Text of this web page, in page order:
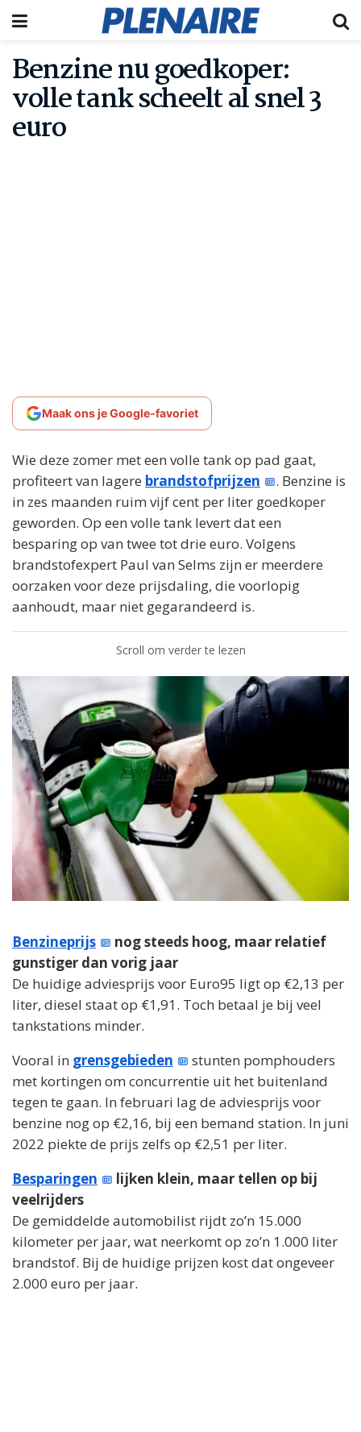
Benzine nu goedkoper:
volle tank scheelt al snel 3
euro
Maak ons je Google-favoriet
Wie deze zomer met een volle tank op pad gaat,
profiteert van lagere brandstofprijzen
. Benzine is
in zes maanden ruim vijf cent per liter goedkoper
geworden. Op een volle tank levert dat een
besparing op van twee tot drie euro. Volgens
brandstofexpert Paul van Selms zijn er meerdere
oorzaken voor deze prijsdaling, die voorlopig
aanhoudt, maar niet gegarandeerd is.
Scroll om verder te lezen
Benzineprijs
nog steeds hoog, maar relatief
gunstiger dan vorig jaar
De huidige adviesprijs voor Euro95 ligt op €2,13 per
liter, diesel staat op €1,91. Toch betaal je bij veel
tankstations minder.
Vooral in grensgebieden
stunten pomphouders
met kortingen om concurrentie uit het buitenland
tegen te gaan. In februari lag de adviesprijs voor
benzine nog op €2,16, bij een bemand station. In juni
2022 piekte de prijs zelfs op €2,51 per liter.
Besparingen
lijken klein, maar tellen op bij
veelrijders
De gemiddelde automobilist rijdt zo’n 15.000
kilometer per jaar, wat neerkomt op zo’n 1.000 liter
brandstof. Bij de huidige prijzen kost dat ongeveer
2.000 euro per jaar.